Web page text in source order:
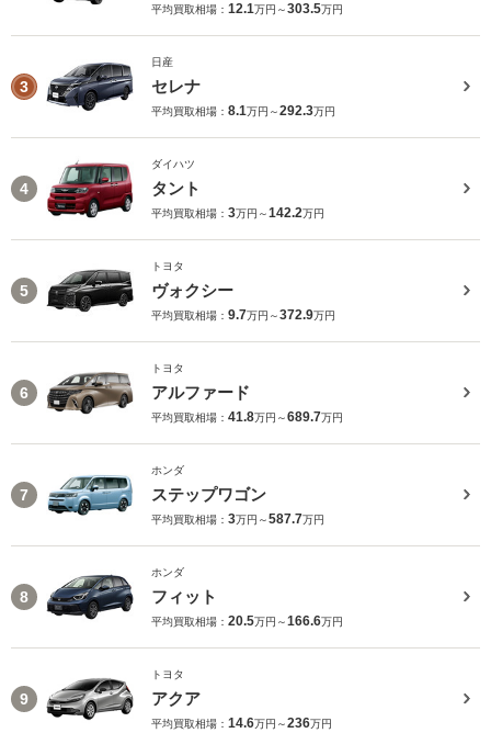
平均買取相場： 12.1万円～303.5万円
3
日産
セレナ
平均買取相場： 8.1万円～292.3万円
4
ダイハツ
タント
平均買取相場： 3万円～142.2万円
5
トヨタ
ヴォクシー
平均買取相場： 9.7万円～372.9万円
6
トヨタ
アルファード
平均買取相場： 41.8万円～689.7万円
7
ホンダ
ステップワゴン
平均買取相場： 3万円～587.7万円
8
ホンダ
フィット
平均買取相場： 20.5万円～166.6万円
9
トヨタ
アクア
平均買取相場： 14.6万円～236万円